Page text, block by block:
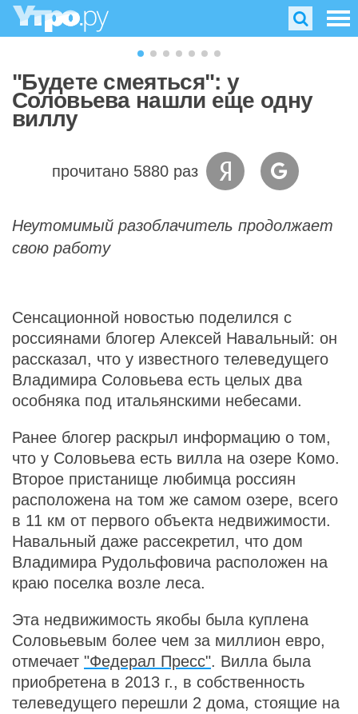
"Будете смеяться": у
Соловьева нашли еще одну
виллу
прочитано 5880 раз
Неутомимый разоблачитель продолжает
свою работу
Сенсационной новостью поделился с
россиянами блогер Алексей Навальный: он
рассказал, что у известного телеведущего
Владимира Соловьева есть целых два
особняка под итальянскими небесами.
Ранее блогер раскрыл информацию о том,
что у Соловьева есть вилла на озере Комо.
Второе пристанище любимца россиян
расположена на том же самом озере, всего
в 11 км от первого объекта недвижимости.
Навальный даже рассекретил, что дом
Владимира Рудольфовича расположен на
краю поселка возле леса.
Эта недвижимость якобы была куплена
Соловьевым более чем за миллион евро,
отмечает "Федерал Пресс". Вилла была
приобретена в 2013 г., в собственность
телеведущего перешли 2 дома, стоящие на